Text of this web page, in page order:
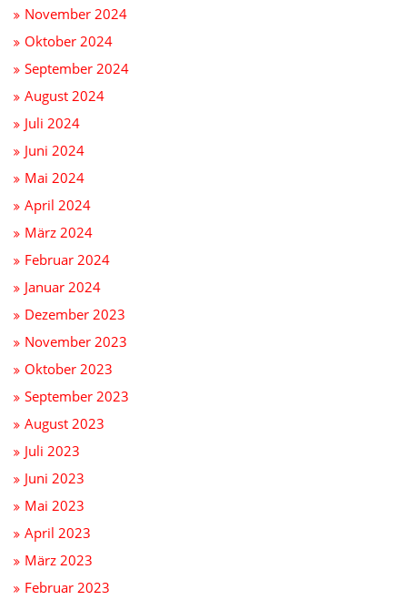
November 2024
Oktober 2024
September 2024
August 2024
Juli 2024
Juni 2024
Mai 2024
April 2024
März 2024
Februar 2024
Januar 2024
Dezember 2023
November 2023
Oktober 2023
September 2023
August 2023
Juli 2023
Juni 2023
Mai 2023
April 2023
März 2023
Februar 2023